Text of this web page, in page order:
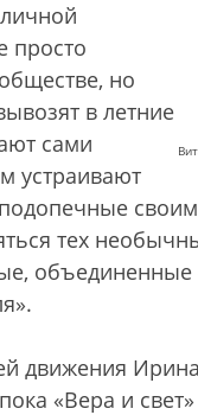
просто
но
в летние
сами
устраивают
тех
объединенные
движения
«Вера и